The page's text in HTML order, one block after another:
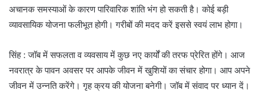
अचानक समस्याओं के कारण पारिवारिक शांति भंग हो सकती है। कोई बड़ी
व्यावसायिक योजना फलीभूत होगी। गरीबों की मदद करें इससे स्‍वयं लाभ होगा।
सिंह : जॉब में सफलता व व्यवसाय में कुछ नए कार्यों की तरफ प्रेरित होंगे। आज
नवरात्र के पावन अवसर पर आपके जीवन में खुशियों का संचार होगा। आप अपने
जीवन में उन्नति करेंगे। गृह क्रय की योजना बनेगी। जॉब में संवाद पर ध्यान दें।